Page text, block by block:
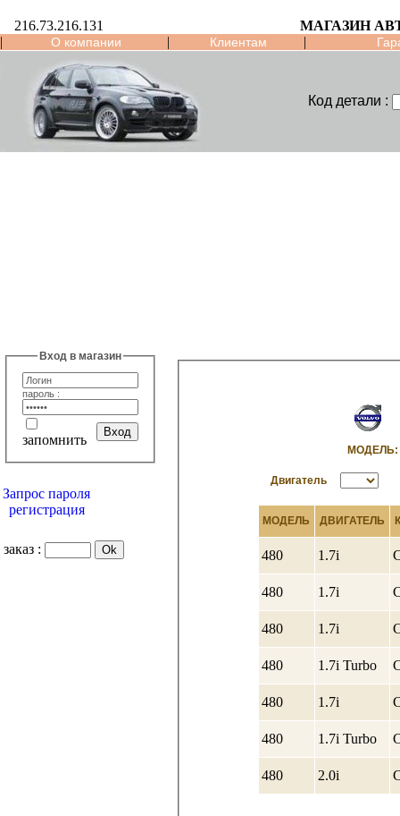
216.73.216.131
МАГАЗИН
|
О компании | Клиентам |
Код детали :
Вход в магазин
пароль :
запомнить
Запрос пароля
регистрация
заказ :
Двигатель
МОДЕЛЬ ДВИГАТЕЛЬ
480 1.7i
480 1.7i
480 1.7i
480 1.7i Turbo
480 1.7i
480 1.7i Turbo
480 2.0i